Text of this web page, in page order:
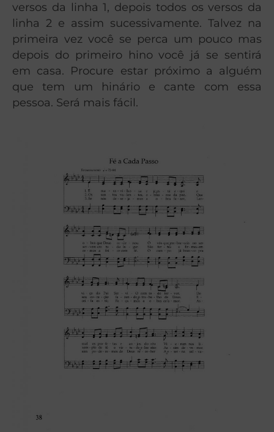
versos da linha 1, depois todos os versos da
linha 2 e assim sucessivamente. Talvez na
primeira vez você se perca um pouco mas
depois do primeiro hino você já se sentirá
em casa. Procure estar próximo a alguém
que tem um hinário e cante com essa
pessoa. Será mais fácil.